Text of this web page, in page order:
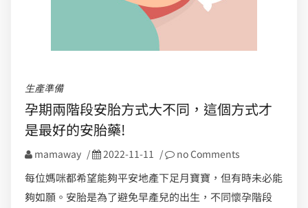
生產準備
孕期兩階段安胎方式大不同，這個方式才
是最好的安胎藥!
mamaway / 2022-11-11 / no Comments
每位媽咪都希望能夠平安地產下足月寶寶，但有時未必能
夠如願。安胎是為了避免早產兒的出生，不同懷孕階段